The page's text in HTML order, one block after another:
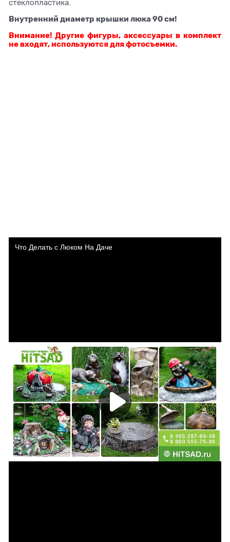
стеклопластика.
Внутренний диаметр крышки люка 90 см!
Внимание! Другие фигуры, аксессуары в комплект
не входят, используются для фотосъемки.